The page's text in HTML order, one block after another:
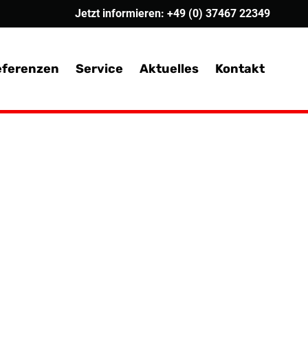
Jetzt informieren: +49 (0) 37467 22349
Service Aktuelles Kontakt